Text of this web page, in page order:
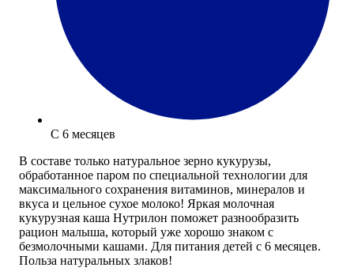
С 6 месяцев
В составе только натуральное зерно кукурузы,
обработанное паром по специальной технологии для
максимального сохранения витаминов, минералов и
вкуса и цельное сухое молоко! Яркая молочная
кукурузная каша Нутрилон поможет разнообразить
рацион малыша, который уже хорошо знаком с
безмолочными кашами. Для питания детей с 6 месяцев.
Польза натуральных злаков!